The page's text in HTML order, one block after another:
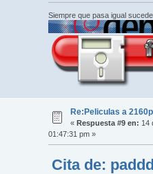
Siempre que pasa igual
Re:Peliculas a
« Respuesta #9 en: 14
01:47:31 pm »
Cita de: